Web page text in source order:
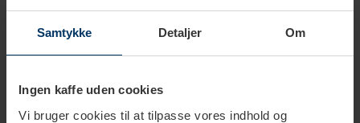
Samtykke Detaljer Om
Ingen kaffe uden cookies
Vi bruger cookies til at tilpasse vores indhold og